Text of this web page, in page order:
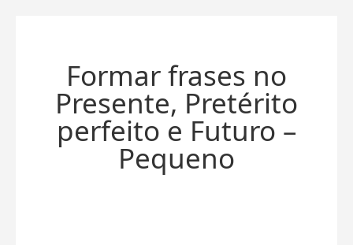
Formar frases no
Presente, Pretérito
perfeito e Futuro –
Pequeno